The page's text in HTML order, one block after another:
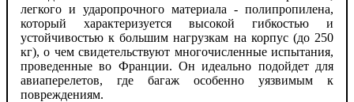
легкого и ударопрочного материала - полипропилена,
который характеризуется высокой гибкостью и
устойчивостью к большим нагрузкам на корпус (до 250
кг), о чем свидетельствуют многочисленные испытания,
проведенные во Франции. Он идеально подойдет для
авиаперелетов, где багаж особенно уязвимым к
повреждениям.